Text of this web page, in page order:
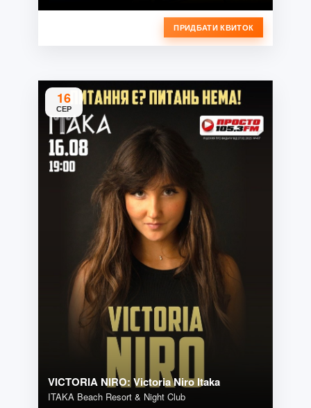
ПРИДБАТИ КВИТОК
16
СЕР
VICTORIA NIRO: Victoria Niro Itaka
ITAKA Beach Resort & Night Club